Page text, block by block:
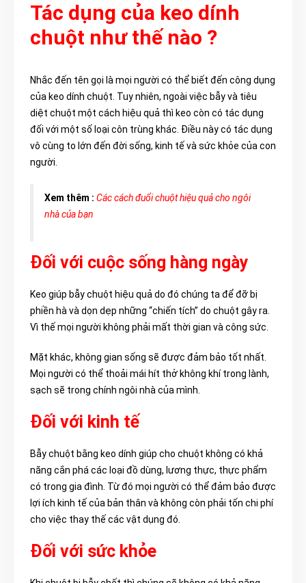
Tác dụng của keo dính
chuột như thế nào ?
Nhắc đến tên gọi là mọi người có thể biết đến công dụng
của keo dính chuột. Tuy nhiên, ngoài việc bẫy và tiêu
diệt chuột một cách hiệu quả thì keo còn có tác dụng
đối với một số loại côn trùng khác. Điều này có tác dụng
vô cùng to lớn đến đời sống, kinh tế và sức khỏe của con
người.
Xem thêm : Các cách đuổi chuột hiệu quả cho ngôi
nhà của bạn
Đối với cuộc sống hàng ngày
Keo giúp bẫy chuột hiệu quả do đó chúng ta để đỡ bị
phiền hà và dọn dẹp những “chiến tích” do chuột gây ra.
Vì thế mọi người không phải mất thời gian và công sức.
Mặt khác, không gian sống sẽ được đảm bảo tốt nhất.
Mọi người có thể thoải mái hít thở không khí trong lành,
sạch sẽ trong chính ngôi nhà của mình.
Đối với kinh tế
Bẫy chuột bằng keo dính giúp cho chuột không có khả
năng cắn phá các loại đồ dùng, lương thực, thực phẩm
có trong gia đình. Từ đó mọi người có thể đảm bảo được
lợi ích kinh tế của bản thân và không còn phải tốn chi phí
cho việc thay thế các vật dụng đó.
Đối với sức khỏe